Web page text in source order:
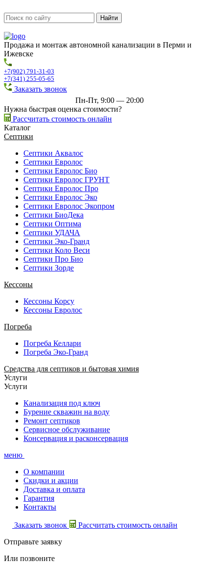
Продажа и монтаж автономной канализации в Перми и
Ижевске
+7(902) 791-31-03
+7(341) 255-05-65
Заказать звонок
Пн-Пт, 9:00 — 20:00
Нужна быстрая оценка стоимости?
Рассчитать стоимость онлайн
Каталог
Септики
Септики Аквалос
Септики Евролос
Септики Евролос Био
Септики Евролос ГРУНТ
Септики Евролос Про
Септики Евролос Эко
Септики Евролос Экопром
Септики БиоДека
Септики Оптима
Септики УДАЧА
Септики Эко-Гранд
Септики Коло Веси
Септики Про Био
Септики Зорде
Кессоны
Кессоны Корсу
Кессоны Евролос
Погреба
Погреба Келлари
Погреба Эко-Гранд
Средства для септиков и бытовая химия
Услуги
Услуги
Канализация под ключ
Бурение скважин на воду
Ремонт септиков
Сервисное обслуживание
Консервация и расконсервация
меню
О компании
Скидки и акции
Доставка и оплата
Гарантия
Контакты
Заказать звонок
Рассчитать стоимость онлайн
Отправьте заявку
Или позвоните